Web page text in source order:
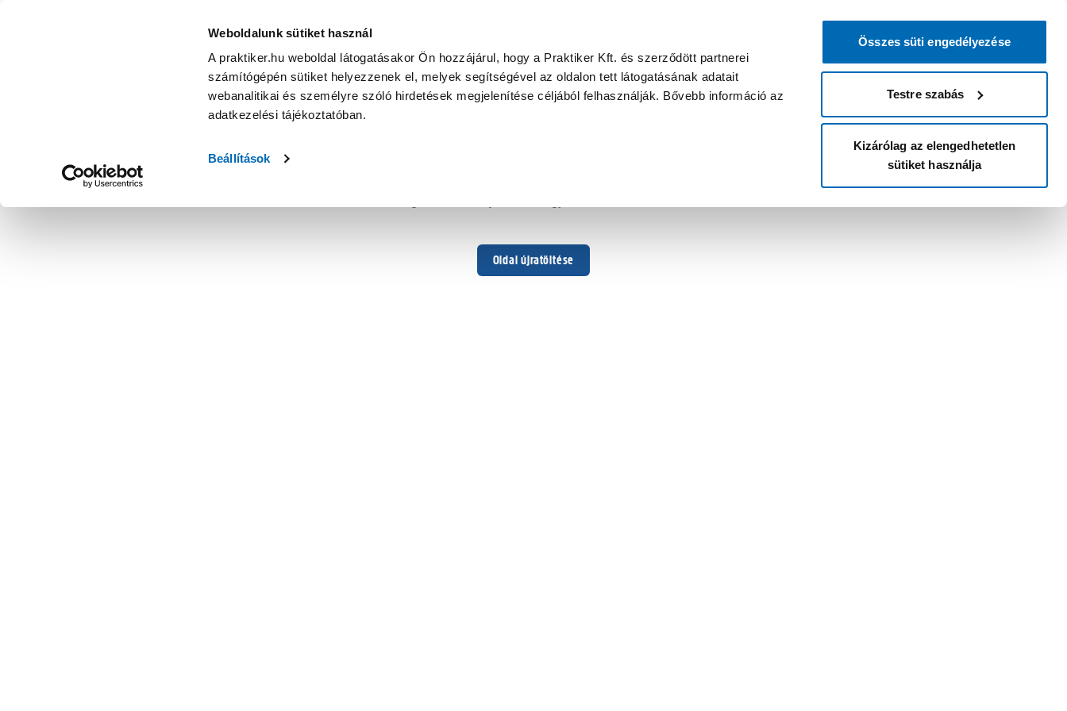
Weboldalunk sütiket használ
A praktiker.hu weboldal látogatásakor Ön hozzájárul, hogy a Praktiker Kft. és szerződött partnerei
számítógépén sütiket helyezzenek el, melyek segítségével az oldalon tett látogatásának adatait
webanalitikai és személyre szóló hirdetések megjelenítése céljából felhasználják. Bővebb információ az
adatkezelési tájékoztatóban.
Beállítások
Összes süti engedélyezése
Testre szabás
Kizárólag az elengedhetetlen
sütiket használja
Oldal újratöltése